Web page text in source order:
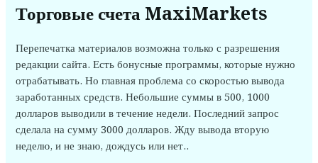
Торговые счета MaxiMarkets
Перепечатка материалов возможна только с разрешения
редакции сайта. Есть бонусные программы, которые нужно
отрабатывать. Но главная проблема со скоростью вывода
заработанных средств. Небольшие суммы в 500, 1000
долларов выводили в течение недели. Последний запрос
сделала на сумму 3000 долларов. Жду вывода вторую
неделю, и не знаю, дождусь или нет..